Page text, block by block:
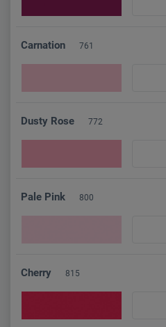
Carnation 761
Dusty Rose 772
Pale Pink 800
Cherry 815